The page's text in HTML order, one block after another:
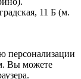
11 Б (м.
персонализации
Вы можете